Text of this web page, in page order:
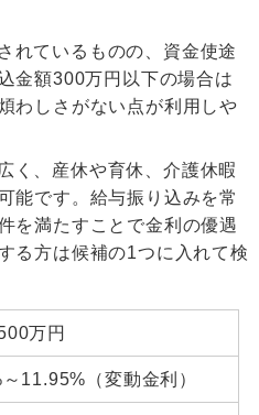
れているものの、資金使途
金額300万円以下の場合は
わしさがない点が利用しや
く、産休や育休、介護休暇
能です。給与振り込みを常
を満たすことで金利の優遇
る方は候補の1つに入れて検
万円
11.95%（変動金利）